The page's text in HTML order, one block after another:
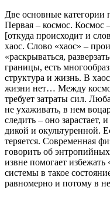
Две основные
Первая – космос. Космос
[откуда происходит и
хаос. Слово «хаос» –
«раскрываться,
границы, есть
структура и жизнь. В
жизни нет… Между
требует затраты сил.
не ухаживать, в нем
следить – оно зарастает,
дикой и окультуренной.
теряется. Современная
говорить об
извне помогает избежать
системы в такое
равномерно и потому в